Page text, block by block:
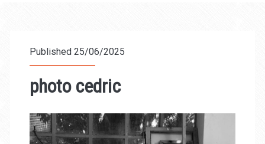
Published 25/06/2025
photo cedric